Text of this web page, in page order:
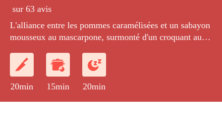
sur 63 avis
L'alliance entre les pommes caramélisées et un sabayon
mousseux au mascarpone, surmonté d'un croquant aux
20min 15min 20min